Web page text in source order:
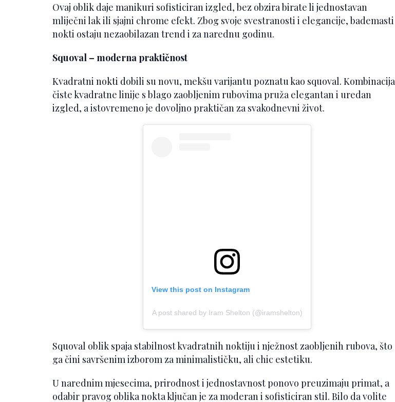
Ovaj oblik daje manikuri sofisticiran izgled, bez obzira birate li jednostavan
mliječni lak ili sjajni chrome efekt. Zbog svoje svestranosti i elegancije, bademasti
nokti ostaju nezaobilazan trend i za narednu godinu.
Squoval – moderna praktičnost
Kvadratni nokti dobili su novu, mekšu varijantu poznatu kao squoval. Kombinacija
čiste kvadratne linije s blago zaobljenim rubovima pruža elegantan i uredan
izgled, a istovremeno je dovoljno praktičan za svakodnevni život.
View this post on Instagram
A post shared by Iram Shelton (@iramshelton)
Squoval oblik spaja stabilnost kvadratnih noktiju i nježnost zaobljenih rubova, što
ga čini savršenim izborom za minimalističku, ali chic estetiku.
U narednim mjesecima, prirodnost i jednostavnost ponovo preuzimaju primat, a
odabir pravog oblika nokta ključan je za moderan i sofisticiran stil. Bilo da volite